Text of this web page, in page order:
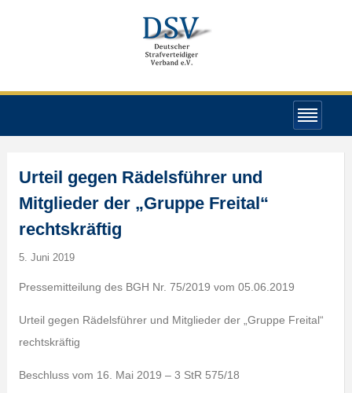
Urteil gegen Rädelsführer und
Mitglieder der „Gruppe Freital“
rechtskräftig
5. Juni 2019
Pressemitteilung des BGH Nr. 75/2019 vom 05.06.2019
Urteil gegen Rädelsführer und Mitglieder der „Gruppe Freital“
rechtskräftig
Beschluss vom 16. Mai 2019 – 3 StR 575/18